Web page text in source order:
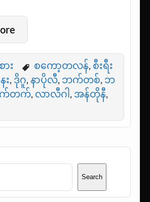
း စကော့တလန်, စီးရီး
း, ဒိုဂူ,နာပိုလီ, ဘက်တစ်, ဘ
တက်, လာလီဂါ , အန်တိုနီ,
Search